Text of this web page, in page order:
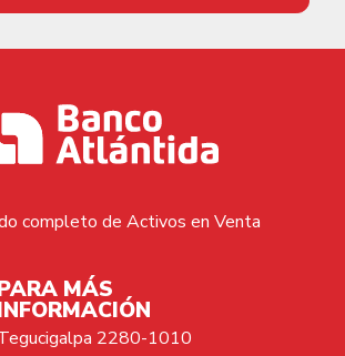
completo de Activos en Venta
MÁS
2280-1010